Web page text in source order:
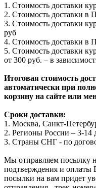
1. Стоимость доставки
2. Стоимость доставки в
3. Стоимость доставки
руб
4. Стоимость доставки в
5. Стоимость доставки
от 300 руб. – в
Итоговая стоимость
автоматически при
корзину на сайте или
Сроки доставки:
1. Москва, Санкт-
2. Регионы России – 3-14
3. Страны СНГ - по
Мы отправляем посылку
подтверждения и оплаты
посылки на вам придет